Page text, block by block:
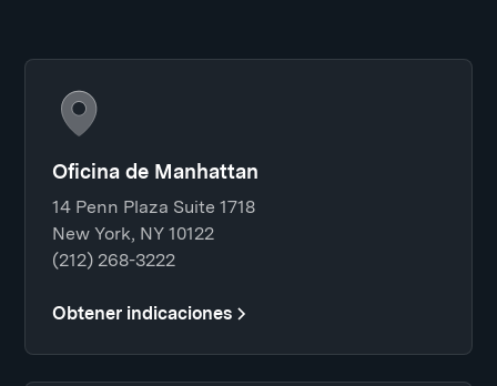
Oficina de Manhattan
14 Penn Plaza Suite 1718
New York, NY 10122
(212) 268-3222
Obtener indicaciones